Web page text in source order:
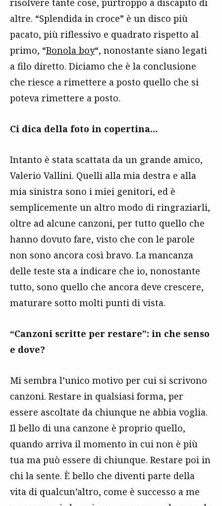
altre. “Splendida in croce” è un disco più
pacato, più riflessivo e quadrato rispetto al
primo, “Bonola boy“, nonostante siano legati
a filo diretto. Diciamo che è la conclusione
che riesce a rimettere a posto quello che si
poteva rimettere a posto.
Ci dica della foto in copertina…
Intanto è stata scattata da un grande amico,
Valerio Vallini. Quelli alla mia destra e alla
mia sinistra sono i miei genitori, ed è
semplicemente un altro modo di ringraziarli,
oltre ad alcune canzoni, per tutto quello che
hanno dovuto fare, visto che con le parole
non sono ancora così bravo. La mancanza
delle teste sta a indicare che io, nonostante
tutto, sono quello che ancora deve crescere,
maturare sotto molti punti di vista.
“Canzoni scritte per restare”: in che senso
e dove?
Mi sembra l’unico motivo per cui si scrivono
canzoni. Restare in qualsiasi forma, per
essere ascoltate da chiunque ne abbia voglia.
Il bello di una canzone è proprio quello,
quando arriva il momento in cui non è più
tua ma può essere di chiunque. Restare poi in
chi la sente. È bello che diventi parte della
vita di qualcun’altro, come è successo a me